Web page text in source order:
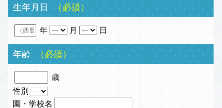
生年月日 （必須）
年 月 日
年齢 （必須）
歳
性別
園・学校名